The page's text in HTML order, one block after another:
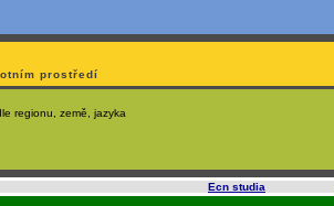
prostředí
regionu, země, jazyka
Ecn studia